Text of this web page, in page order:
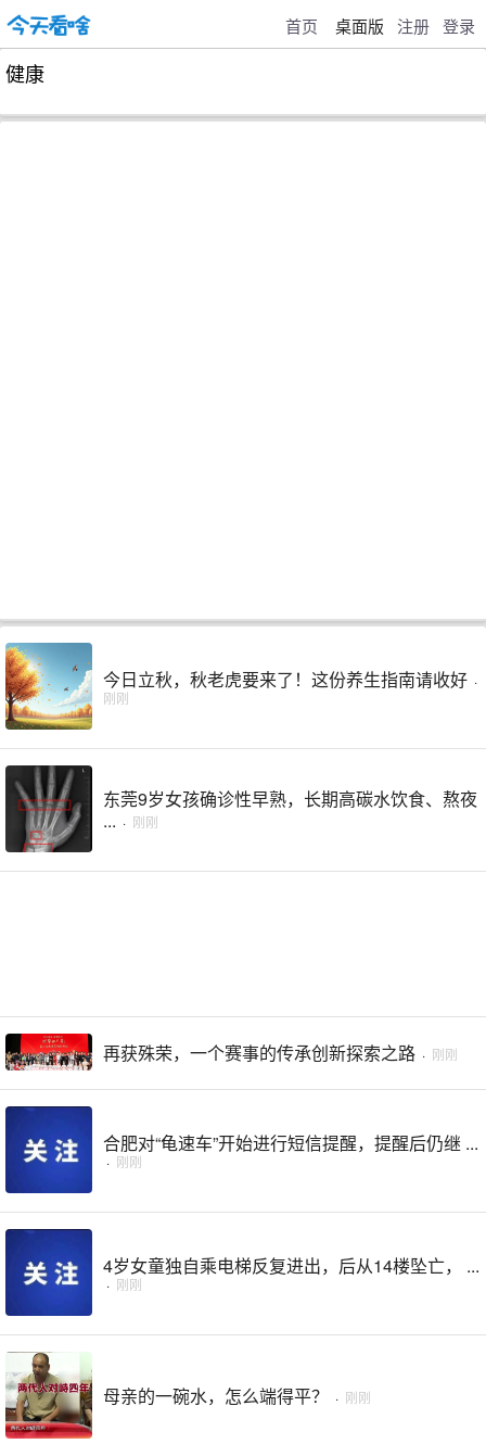
首页 桌面版 注册 登录
健康
今日立秋，秋老虎要来了！这份养生指南请收好 ·
刚刚
东莞9岁女孩确诊性早熟，长期高碳水饮食、熬夜
... · 刚刚
再获殊荣，一个赛事的传承创新探索之路 · 刚刚
合肥对“龟速车”开始进行短信提醒，提醒后仍继 ...
· 刚刚
4岁女童独自乘电梯反复进出，后从14楼坠亡， ...
· 刚刚
母亲的一碗水，怎么端得平？ · 刚刚